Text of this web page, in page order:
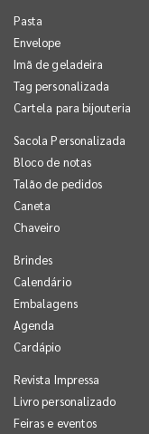
Pasta
Envelope
Imã de geladeira
Tag personalizada
Cartela para bijouteria
Sacola Personalizada
Bloco de notas
Talão de pedidos
Caneta
Chaveiro
Brindes
Calendário
Embalagens
Agenda
Cardápio
Revista Impressa
Livro personalizado
Feiras e eventos